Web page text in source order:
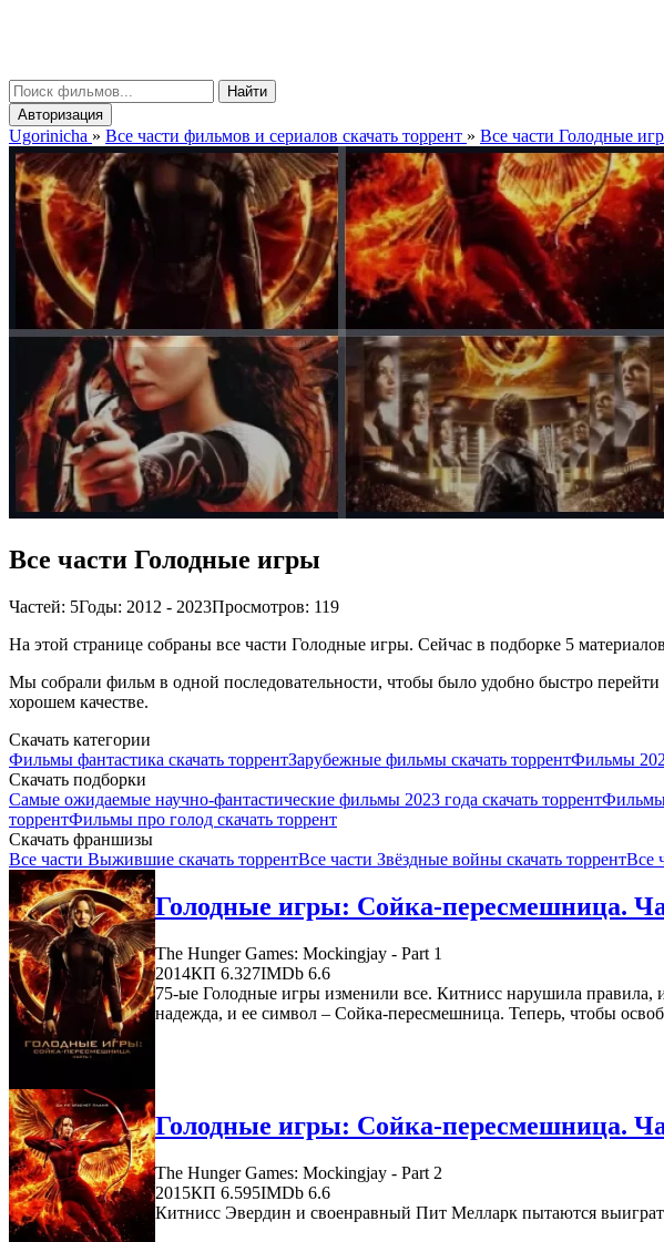
Найти
Авторизация
Ugorinicha » Все части фильмов и сериалов скачать торрент » Все части Голодные
Все части Голодные игры
Частей: 5Годы: 2012 - 2023Просмотров: 119
На этой странице собраны все части Голодные игры. Сейчас в подборке 5
Мы собрали фильм в одной последовательности, чтобы было удобно быстро
хорошем качестве.
Скачать категории
Фильмы фантастика скачать торрентЗарубежные фильмы скачать торрентФильмы
Скачать подборки
Самые ожидаемые научно-фантастические фильмы 2023 года скачать торрентФильмы
торрентФильмы про голод скачать торрент
Скачать франшизы
Все части Выжившие скачать торрентВсе части Звёздные войны скачать торрентВсе
Голодные игры: Сойка-пересмешница.
The Hunger Games: Mockingjay - Part 1
2014КП 6.327IMDb 6.6
75-ые Голодные игры изменили все. Китнисс нарушила правила,
надежда, и ее символ – Сойка-пересмешница. Теперь, чтобы
Голодные игры: Сойка-пересмешница.
The Hunger Games: Mockingjay - Part 2
2015КП 6.595IMDb 6.6
Китнисс Эвердин и своенравный Пит Мелларк пытаются